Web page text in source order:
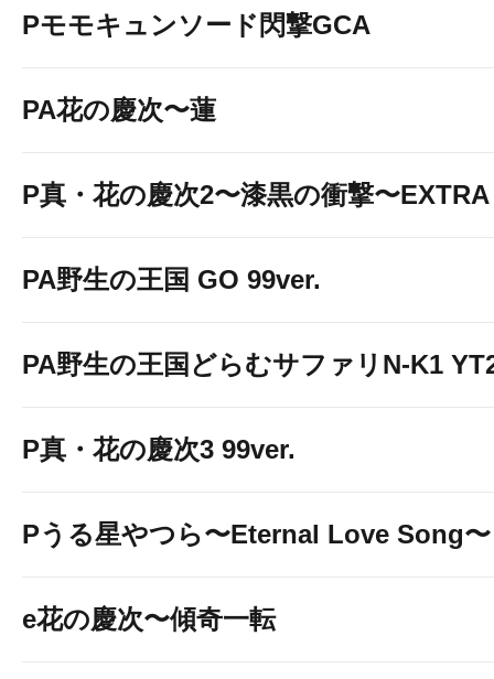
Pモモキュンソード閃撃GCA
PA花の慶次〜蓮
P真・花の慶次2〜漆黒の衝撃〜
PA野生の王国 GO 99ver.
PA野生の王国どらむサファリN-K1
P真・花の慶次3 99ver.
Pうる星やつら〜Eternal Love Song〜
e花の慶次〜傾奇一転